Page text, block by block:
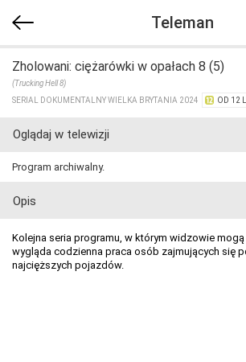
Teleman
Zholowani: ciężarówki w opałach 8 (5)
(Trucking Hell 8)
SERIAL DOKUMENTALNY WIELKA BRYTANIA 2024
OD 12
Oglądaj w telewizji
Program archiwalny.
Opis
Kolejna seria programu, w którym widzowie
wygląda codzienna praca osób zajmujących się
najcięższych pojazdów.